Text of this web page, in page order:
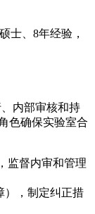
士、8年经验，
内部审核和持
色确保实验室合
监督内审和管理
），制定纠正措